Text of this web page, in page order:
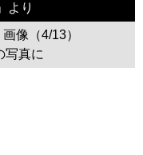
より
像（4/13）
写真に